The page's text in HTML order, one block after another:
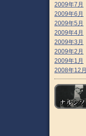
2009年7月
2009年6月
2009年5月
2009年4月
2009年3月
2009年2月
2009年1月
2008年12月